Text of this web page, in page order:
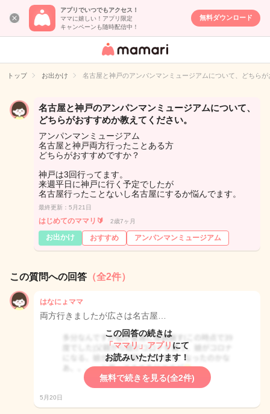
アプリでいつでもアクセス！
ママに嬉しい！アプリ限定
キャンペーンも随時配信中！
無料ダウンロード
女性専用匿名QA
イト
トップ お出かけ 名古屋と神戸のアンパンマンミュージアムについて、どちら
名古屋と神戸のアンパンマンミュージアムについて、
どちらがおすすめか教えてください。
アンパンマンミュージアム
名古屋と神戸両方行ったことある方
どちらがおすすめですか？
神戸は3回行ってます。
来週平日に神戸に行く予定でしたが
名古屋行ったことないし名古屋にするか悩んでます。
最終更新：5月21日
はじめてのママリ🔰 2歳7ヶ月
お出かけ おすすめ アンパンマンミュージアム
この質問への回答 （全2件）
はなにょママ
両方行きましたが広さは名古屋…
この回答の続きは
「ママリ」アプリ にて
お読みいただけます！
無料で続きを見る(全2件)
5月20日